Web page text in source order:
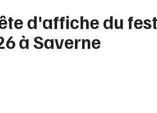
Manifestations
Foires & salons
Lyon
d'affiche du
à Saverne